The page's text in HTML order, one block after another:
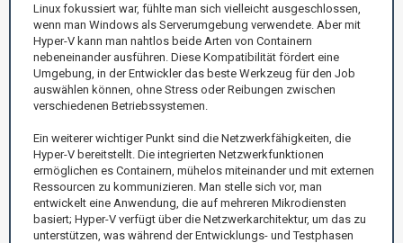
Linux fokussiert war, fühlte man sich vielleicht ausgeschlossen,
wenn man Windows als Serverumgebung verwendete. Aber mit
Hyper-V kann man nahtlos beide Arten von Containern
nebeneinander ausführen. Diese Kompatibilität fördert eine
Umgebung, in der Entwickler das beste Werkzeug für den Job
auswählen können, ohne Stress oder Reibungen zwischen
verschiedenen Betriebssystemen.
Ein weiterer wichtiger Punkt sind die Netzwerkfähigkeiten, die
Hyper-V bereitstellt. Die integrierten Netzwerkfunktionen
ermöglichen es Containern, mühelos miteinander und mit externen
Ressourcen zu kommunizieren. Man stelle sich vor, man
entwickelt eine Anwendung, die auf mehreren Mikrodiensten
basiert; Hyper-V verfügt über die Netzwerkarchitektur, um das zu
unterstützen, was während der Entwicklungs- und Testphasen